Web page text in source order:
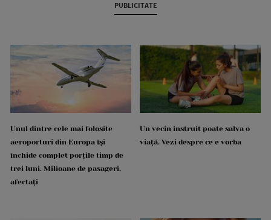
PUBLICITATE
Unul dintre cele mai folosite
aeroporturi din Europa își
închide complet porțile timp de
trei luni. Milioane de pasageri,
afectați
Un vecin instruit poate salva o
viață. Vezi despre ce e vorba